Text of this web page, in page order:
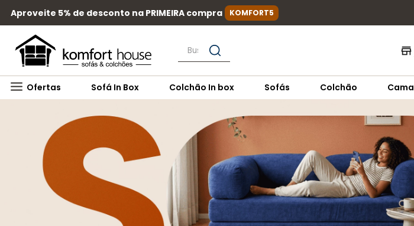
Aproveite 5% de desconto na PRIMEIRA compra KOMFORT5
Busque por nome, marca ou código...
Ofertas Sofá In Box Colchão In box Sofás Colchão Cama
1º
5º
colchão
6º
sofá canto
7º
conjuntos
baú